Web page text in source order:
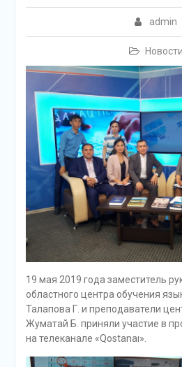
admin
Новости
19 мая 2019 года заместитель
областного центра обучения
Талапова Г. и преподаватели
Жуматай Б. приняли участие в
на телеканале «Qostanaı».